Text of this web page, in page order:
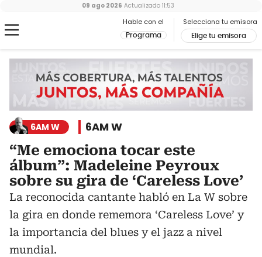
Hable con el
Programa
Selecciona tu emisora
Elige tu emisora
09 ago 2026 Actualizado 11:53
6AM W 6AM W
“Me emociona tocar este
álbum”: Madeleine Peyroux
sobre su gira de ‘Careless Love’
La reconocida cantante habló en La W sobre
la gira en donde rememora ‘Careless Love’ y
la importancia del blues y el jazz a nivel
mundial.